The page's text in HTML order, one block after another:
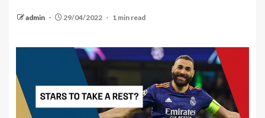
admin 29/04/2022 1 min read